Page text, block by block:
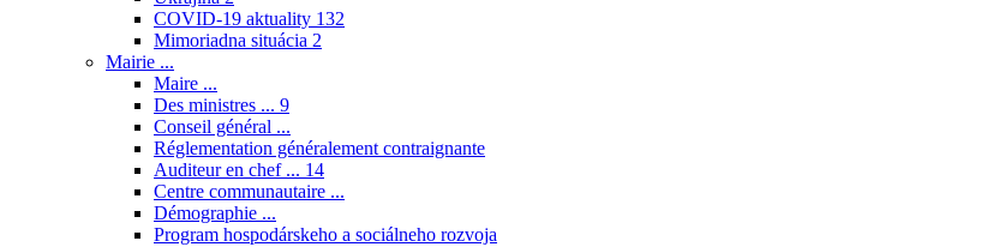
COVID-19 aktuality 132
Mimoriadna situácia 2
Mairie ...
Maire ...
Des ministres ... 9
Conseil général ...
Réglementation généralement contraignante
Auditeur en chef ... 14
Centre communautaire ...
Démographie ...
Program hospodárskeho a sociálneho rozvoja